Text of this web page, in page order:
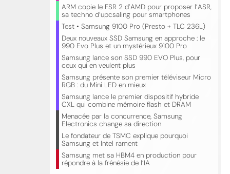
ARM copie le FSR 2 d’AMD pour proposer l’ASR,
sa techno d’upcsaling pour smartphones
Test • Samsung 9100 Pro (Presto + TLC 236L)
Deux nouveaux SSD Samsung en approche : le
990 Evo Plus et un mystérieux 9100 Pro
Samsung lance son SSD 990 EVO Plus, pour
ceux qui en veulent plus
Samsung présente son premier téléviseur Micro
RGB : du Mini LED en mieux
Samsung lance le premier dispositif hybride
CXL qui combine mémoire flash et DRAM
Menacée par la concurrence, Samsung
Electronics change sa direction
Le fondateur de TSMC explique pourquoi
Samsung et Intel rament
Samsung met sa HBM4 en production pour
répondre à la frénésie de l’IA